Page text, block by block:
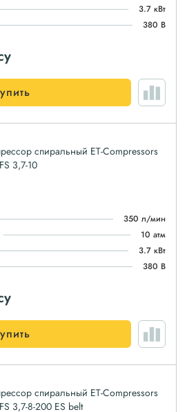
3.7 кВт
380 В
спиральный ET-Compressors
3,7-10
350 л/мин
10 атм
3.7 кВт
380 В
спиральный ET-Compressors
3,7-8-200 ES belt